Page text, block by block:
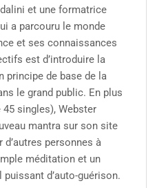
et une formatrice
a parcouru le monde
et ses connaissances
est d’introduire la
principe de base de la
le grand public. En plus
singles), Webster
mantra sur son site
d’autres personnes à
méditation et un
d’auto-guérison.